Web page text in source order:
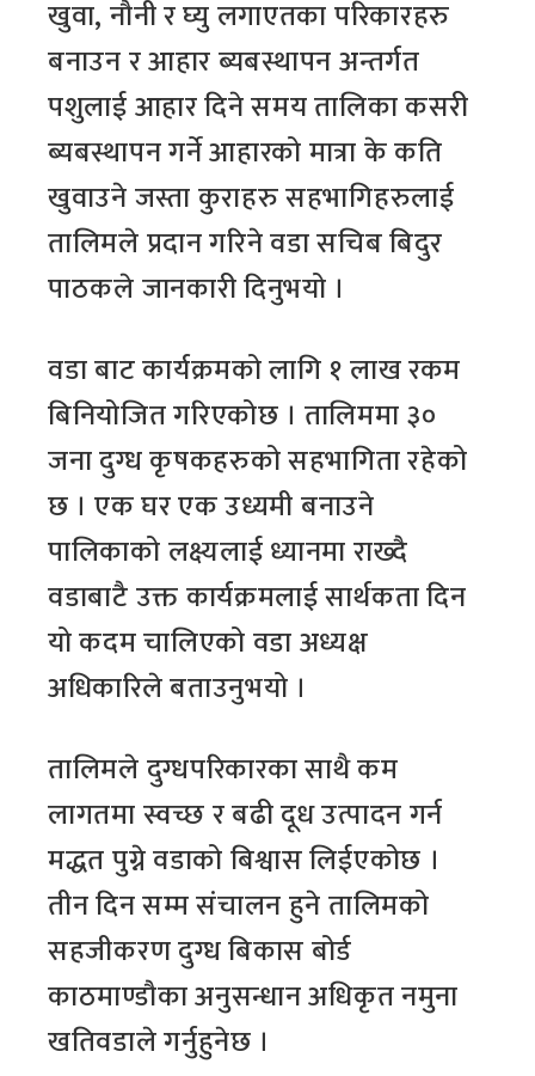
खुवा, नौनी र घ्यु लगाएतका परिकारहरु
बनाउन र आहार ब्यबस्थापन अन्तर्गत
पशुलाई आहार दिने समय तालिका कसरी
ब्यबस्थापन गर्ने आहारको मात्रा के कति
खुवाउने जस्ता कुराहरु सहभागिहरुलाई
तालिमले प्रदान गरिने वडा सचिब बिदुर
पाठकले जानकारी दिनुभयो ।
वडा बाट कार्यक्रमको लागि १ लाख रकम
बिनियोजित गरिएकोछ । तालिममा ३०
जना दुग्ध कृषकहरुको सहभागिता रहेको
छ । एक घर एक उध्यमी बनाउने
पालिकाको लक्ष्यलाई ध्यानमा राख्दै
वडाबाटै उक्त कार्यक्रमलाई सार्थकता दिन
यो कदम चालिएको वडा अध्यक्ष
अधिकारिले बताउनुभयो ।
तालिमले दुग्धपरिकारका साथै कम
लागतमा स्वच्छ र बढी दूध उत्पादन गर्न
मद्धत पुग्ने वडाको बिश्वास लिईएकोछ ।
तीन दिन सम्म संचालन हुने तालिमको
सहजीकरण दुग्ध बिकास बोर्ड
काठमाण्डौका अनुसन्धान अधिकृत नमुना
खतिवडाले गर्नुहुनेछ ।